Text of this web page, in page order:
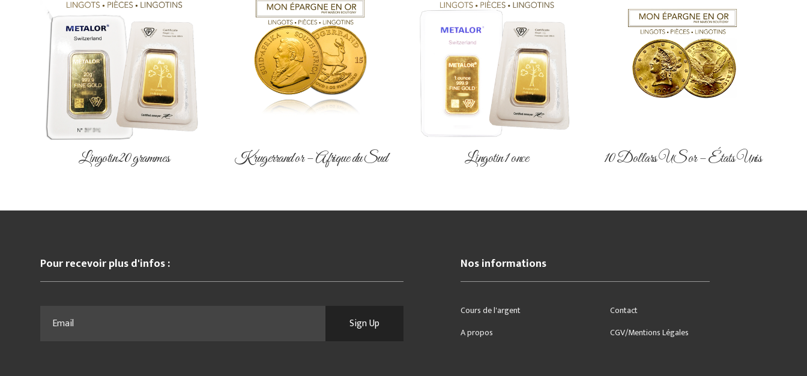
Lingotin 20 grammes Krugerrand or – Afrique du Sud Lingotin 1 once 10 Dollars US or – États Unis
Pour recevoir plus d'infos :
Sign Up
Nos informations
Cours de l'argent
A propos
Contact
CGV/Mentions Légales